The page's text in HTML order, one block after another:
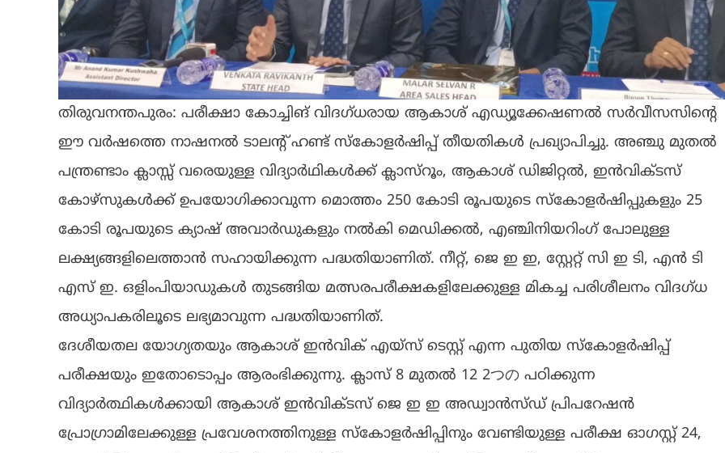
തിരുവനന്തപുരം: പരീക്ഷാ കോച്ചിങ് വിദഗ്‌ധരായ ആകാശ് എഡ്യൂക്കേഷണൽ സർവീസസിന്റെ
ഈ വർഷത്തെ നാഷനൽ ടാലന്റ് ഹണ്ട് സ്കോളർഷിപ്പ് തീയതികൾ പ്രഖ്യാപിച്ചു. അഞ്ചു മുതൽ
പന്ത്രണ്ടാം ക്ലാസ്സ് വരെയുള്ള വിദ്യാർഥികൾക്ക് ക്ലാസ്‌റൂം, ആകാശ് ഡിജിറ്റൽ, ഇൻവിക്ടസ്
കോഴ്‌സുകൾക്ക് ഉപയോഗിക്കാവുന്ന മൊത്തം 250 കോടി രൂപയുടെ സ്കോളർഷിപ്പുകളും 25
കോടി രൂപയുടെ ക്യാഷ് അവാർഡുകളും നൽകി മെഡിക്കൽ, എഞ്ചിനിയറിംഗ് പോലുള്ള
ലക്ഷ്യങ്ങളിലെത്താൻ സഹായിക്കുന്ന പദ്ധതിയാണിത്. നീറ്റ്, ജെ ഇ ഇ, സ്റ്റേറ്റ് സി ഇ ടി, എൻ ടി
എസ് ഇ. ഒളിംപിയാഡുകൾ തുടങ്ങിയ മത്സരപരീക്ഷകളിലേക്കുള്ള മികച്ച പരിശീലനം വിദഗ്‌ധ
അധ്യാപകരിലൂടെ ലഭ്യമാവുന്ന പദ്ധതിയാണിത്.
ദേശീയതല യോഗ്യതയും ആകാശ് ഇൻവിക‌് എയ്‌സ് ടെസ്റ്റ് എന്ന പുതിയ സ്കോളർഷിപ്പ്
പരീക്ഷയും ഇതോടൊപ്പം ആരംഭിക്കുന്നു. ക്ലാസ് 8 മുതൽ 12 2つの പഠിക്കുന്ന
വിദ്യാർത്ഥികൾക്കായി ആകാശ് ഇൻവിക്ടസ് ജെ ഇ ഇ അഡ്വാൻസ്‌ഡ് പ്രിപറേഷൻ
പ്രോഗ്രാമിലേക്കുള്ള പ്രവേശനത്തിനുള്ള സ്കോളർഷിപ്പിനും വേണ്ടിയുള്ള പരീക്ഷ ഓഗസ്റ്റ് 24,